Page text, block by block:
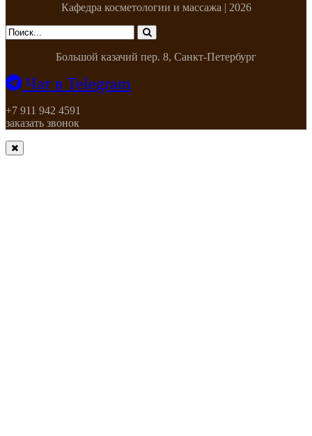
Кафедра косметологии и массажа | 2026
Большой казачий пер. 8, Санкт-Петербург
Чат в Telegram
+7 911 942 4591
заказать звонок